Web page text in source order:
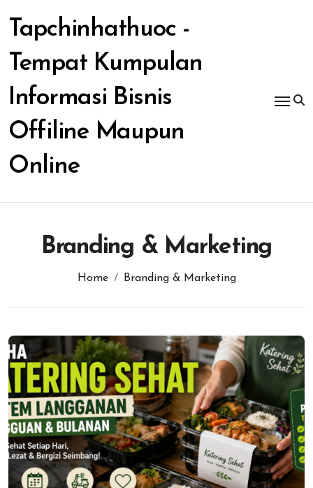
to
content
Tapchinhathuoc -
Tempat Kumpulan
Informasi Bisnis
Offiline Maupun
Online
Branding & Marketing
Home Branding & Marketing